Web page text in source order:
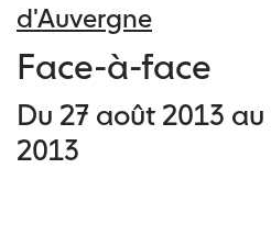
d'Auvergne
Face-à-face
Du 27 août 2013
2013